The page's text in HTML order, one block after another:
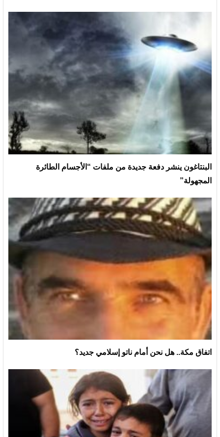
البنتاغون ينشر دفعة جديدة من ملفات “الأجسام الطائرة
المجهولة”
اتفاق مكة.. هل نحن أمام ناتو إسلامي جديد؟